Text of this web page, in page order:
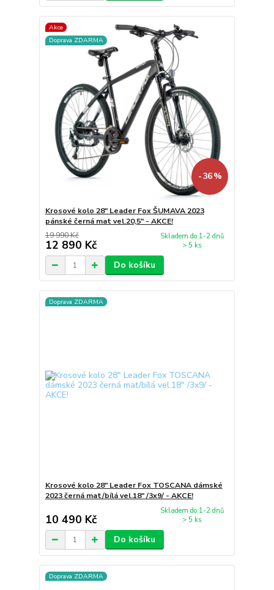
Akce
Doprava ZDARMA
- 36 %
Krosové kolo 28" Leader Fox ŠUMAVA 2023
pánské černá mat vel.20,5" - AKCE!
19 990 Kč
12 890 Kč
Skladem do 1-2 dnů
> 5 ks
Do košíku
Doprava ZDARMA
Krosové kolo 28" Leader Fox TOSCANA dámské
2023 černá mat/bílá vel.18" /3x9/ - AKCE!
10 490 Kč
Skladem do 1-2 dnů
> 5 ks
Do košíku
Doprava ZDARMA